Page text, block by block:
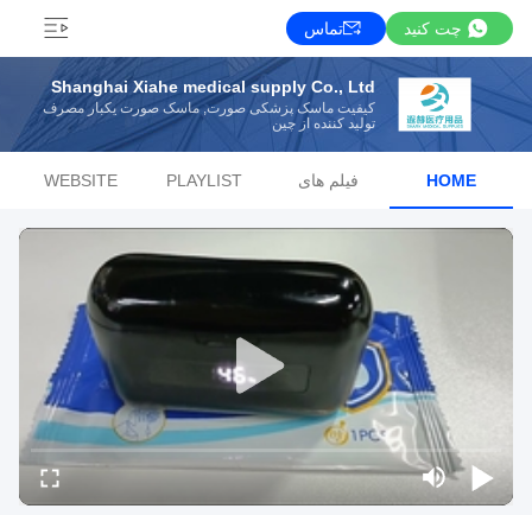
چت کنید تماس
Shanghai Xiahe medical supply Co., Ltd
کیفیت ماسک پزشکی صورت, ماسک صورت یکبار مصرف
تولید کننده از چین
HOME فیلم های PLAYLIST
WEBSITE